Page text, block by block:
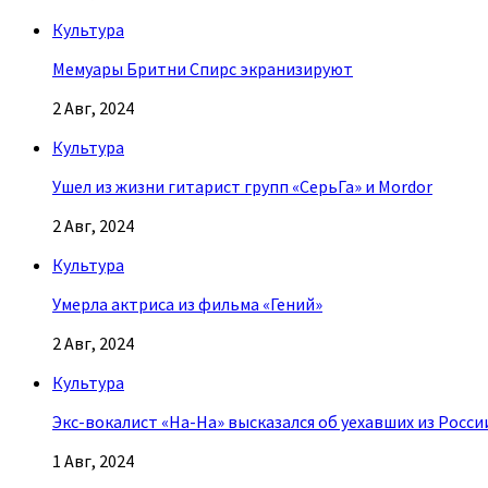
Культура
Мемуары Бритни Спирс экранизируют
2 Авг, 2024
Культура
Ушел из жизни гитарист групп «СерьГа» и Mordor
2 Авг, 2024
Культура
Умерла актриса из фильма «Гений»
2 Авг, 2024
Культура
Экс-вокалист «На-На» высказался об уехавших из
1 Авг, 2024